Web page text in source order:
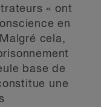
« ont
en
cela,
base de
une